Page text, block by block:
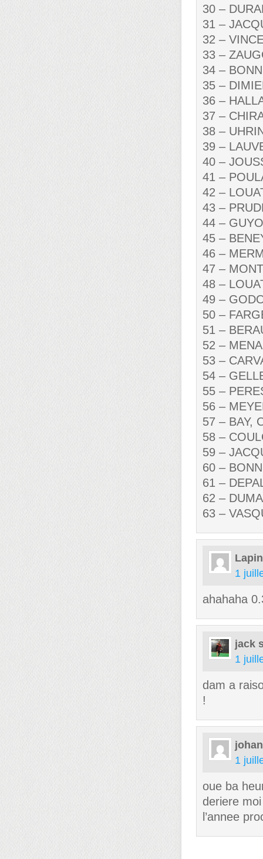
30 –
31 –
32 –
33 –
34 –
35 –
36 –
37 –
38 –
39 –
40 –
41 –
42 –
43 –
44 –
45 –
46 –
47 –
48 –
49 –
50 –
51 –
52 –
53 –
54 –
55 –
56 –
57 – BAY,
58 –
59 –
60 –
61 –
62 –
63 –
1
ahahaha
jack
1
dam a
!
johan
1
oue ba
deriere
l’annee